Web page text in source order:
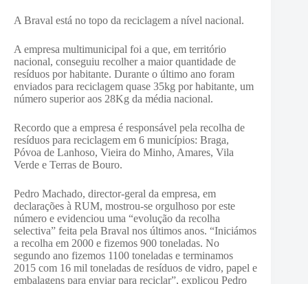
A Braval está no topo da reciclagem a nível nacional.
A empresa multimunicipal foi a que, em território
nacional, conseguiu recolher a maior quantidade de
resíduos por habitante. Durante o último ano foram
enviados para reciclagem quase 35kg por habitante, um
número superior aos 28Kg da média nacional.
Recordo que a empresa é responsável pela recolha de
resíduos para reciclagem em 6 municípios: Braga,
Póvoa de Lanhoso, Vieira do Minho, Amares, Vila
Verde e Terras de Bouro.
Pedro Machado, director-geral da empresa, em
declarações à RUM, mostrou-se orgulhoso por este
número e evidenciou uma “evolução da recolha
selectiva” feita pela Braval nos últimos anos. “Iniciámos
a recolha em 2000 e fizemos 900 toneladas. No
segundo ano fizemos 1100 toneladas e terminamos
2015 com 16 mil toneladas de resíduos de vidro, papel e
embalagens para enviar para reciclar”, explicou Pedro